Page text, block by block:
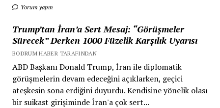
Yorum yapın
Trump’tan İran’a Sert Mesaj: “Görüşmeler
Sürecek” Derken 1000 Füzelik Karşılık Uyarısı
BODRUM HABER TARAFINDAN
ABD Başkanı Donald Trump, İran ile diplomatik
görüşmelerin devam edeceğini açıklarken, geçici
ateşkesin sona erdiğini duyurdu. Kendisine yönelik olası
bir suikast girişiminde İran'a çok sert...